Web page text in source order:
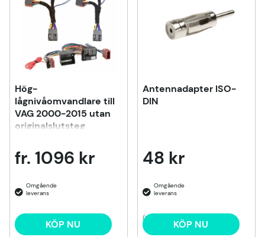
Hög-
lågnivåomvandlare till
VAG 2000-2015 utan
originalslutsteg
fr. 1096 kr
KÖP NU
Antennadapter ISO-
DIN
48 kr
(5) KÖP NU